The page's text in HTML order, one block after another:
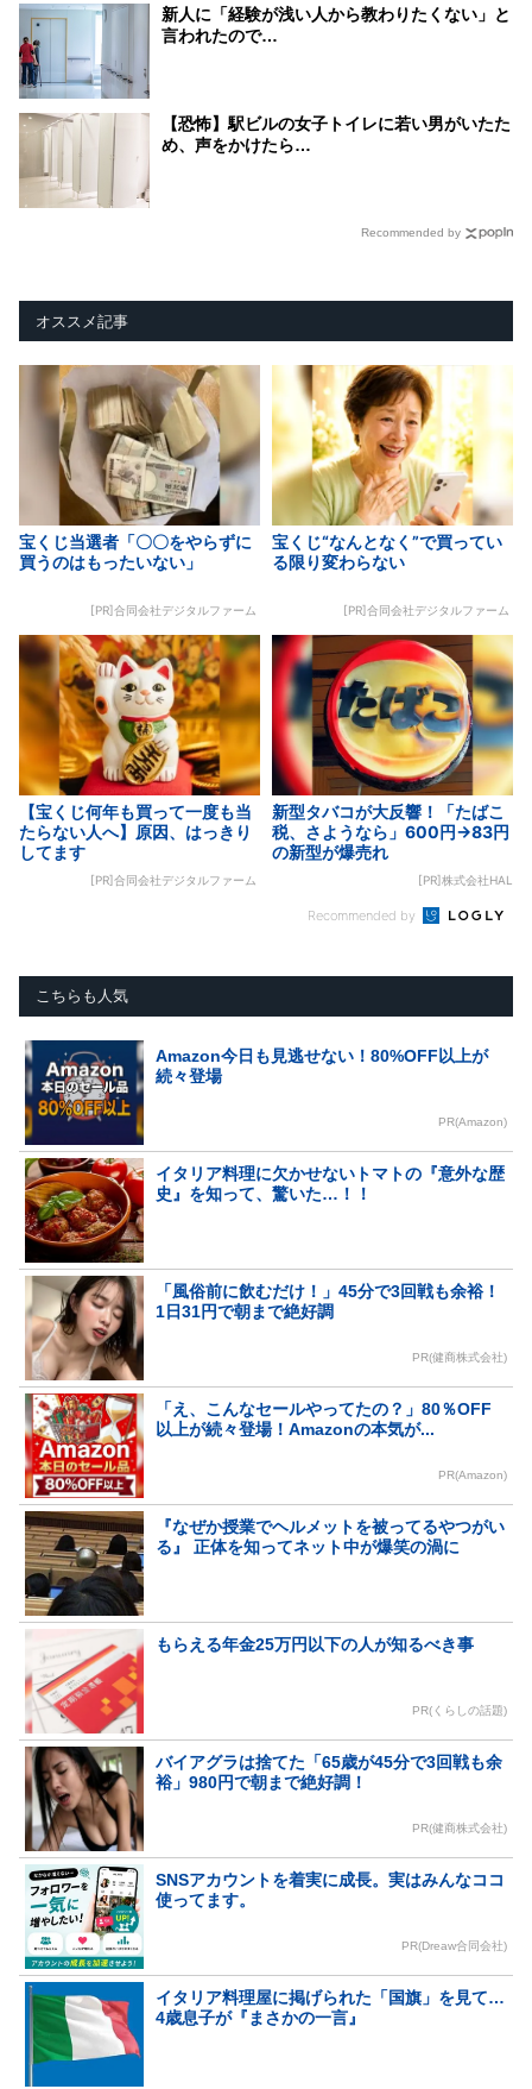
新人に「経験が浅い人から教わりたくない」と
言われたので…
【恐怖】駅ビルの女子トイレに若い男がいたた
め、声をかけたら…
Recommended by
オススメ記事
宝くじ当選者「〇〇をやらずに
買うのはもったいない」
[PR]合同会社デジタルファーム
宝くじ“なんとなく”で買ってい
る限り変わらない
[PR]合同会社デジタルファーム
【宝くじ何年も買って一度も当
たらない人へ】原因、はっきり
してます
[PR]合同会社デジタルファーム
新型タバコが大反響！「たばこ
税、さようなら」600円→83円
の新型が爆売れ
[PR]株式会社HAL
Recommended by
こちらも人気
Amazon今日も見逃せない！80%OFF以上が
続々登場
PR(Amazon)
イタリア料理に欠かせないトマトの『意外な歴
史』を知って、驚いた…！！
「風俗前に飲むだけ！」45分で3回戦も余裕！
1日31円で朝まで絶好調
PR(健商株式会社)
「え、こんなセールやってたの？」80％OFF
以上が続々登場！Amazonの本気が...
PR(Amazon)
『なぜか授業でヘルメットを被ってるやつがい
る』 正体を知ってネット中が爆笑の渦に
もらえる年金25万円以下の人が知るべき事
PR(くらしの話題)
バイアグラは捨てた「65歳が45分で3回戦も余
裕」980円で朝まで絶好調！
PR(健商株式会社)
SNSアカウントを着実に成長。実はみんなココ
使ってます。
PR(Dreaw合同会社)
イタリア料理屋に掲げられた「国旗」を見て…
4歳息子が『まさかの一言』